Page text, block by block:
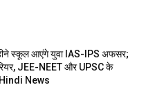
स्कूल आएंगे युवा IAS-IPS अफसर;
JEE-NEET और UPSC के
News